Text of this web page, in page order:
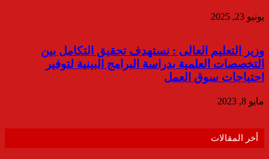
يونيو 23, 2025
وزير التعليم العالى : نستهدف تحقيق التكامل بين
التخصصات العلمية بدراسة البرامج البينية لتوفير
احتياجات سوق العمل
مايو 8, 2023
أخر المقالات